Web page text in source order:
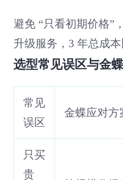
避免 “只看初期价格”
升级服务，3 年总成本
选型常见误区与金
常见
误区
金蝶应对方
只买
贵